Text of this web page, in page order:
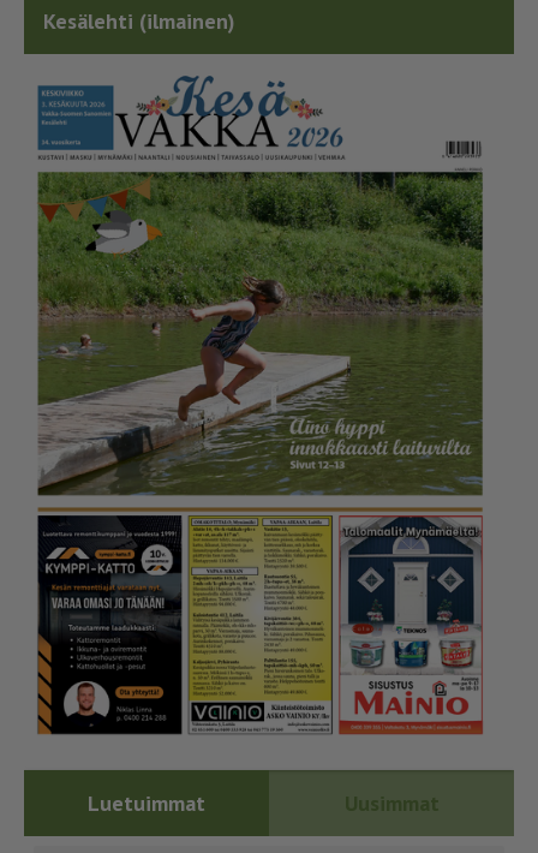
Kesälehti (ilmainen)
Luetuimmat Uusimmat